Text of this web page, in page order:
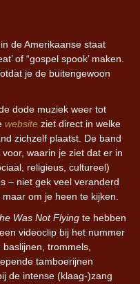
de Amerikaanse staat
of “gospel spook’ maken.
je de buitengewoon
dode muziek weer tot
website ziet direct in welke
zichzelf plaatst. De band
waarin je ziet dat er in
religieus, cultureel)
– niet gek veel veranderd
om je heen te kijken.
Was Not Flying te hebben
videoclip bij het nummer
trommels,
tamboerijnen
de intense (klaag-)zang